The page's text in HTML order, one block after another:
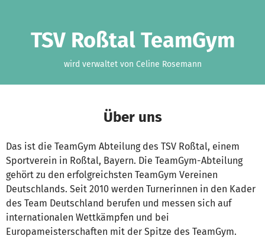
TSV Roßtal TeamGym
wird verwaltet von Celine Rosemann
Über uns
Das ist die TeamGym Abteilung des TSV Roßtal, einem
Sportverein in Roßtal, Bayern. Die TeamGym-Abteilung
gehört zu den erfolgreichsten TeamGym Vereinen
Deutschlands. Seit 2010 werden Turnerinnen in den Kader
des Team Deutschland berufen und messen sich auf
internationalen Wettkämpfen und bei
Europameisterschaften mit der Spitze des TeamGym.